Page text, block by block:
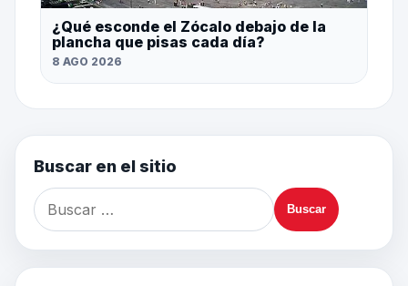
¿Qué esconde el Zócalo debajo de la
plancha que pisas cada día?
8 AGO 2026
Buscar en el sitio